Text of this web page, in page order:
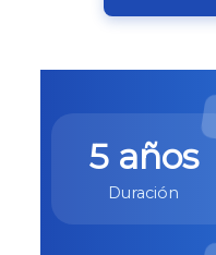
5 años
Duración